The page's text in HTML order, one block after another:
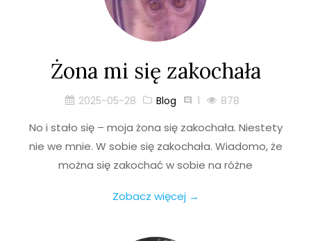
Żona mi się zakochała
2025-05-28 Blog 1 878
No i stało się – moja żona się zakochała. Niestety
nie we mnie. W sobie się zakochała. Wiadomo, że
można się zakochać w sobie na różne
Zobacz więcej →